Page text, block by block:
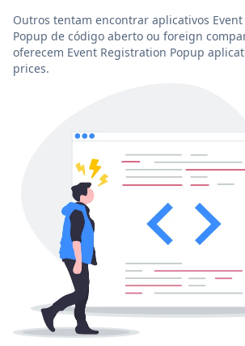
Outros tentam encontrar aplicativos
Popup de código aberto ou foreign
oferecem Event Registration Popup
prices.